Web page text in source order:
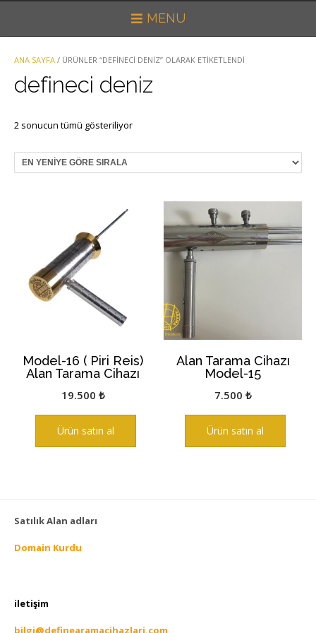
MENU
ANA SAYFA / ÜRÜNLER “DEFINECI DENIZ” OLARAK ETIKETLENDI
defineci deniz
2 sonucun tümü gösteriliyorEn
göre
sıralandı
Model-16 ( Piri Reis)
Alan Tarama Cihazı
19.500 ₺
Ürün satın al
Alan Tarama Cihazı
Model-15
7.500 ₺
Ürün satın al
Satılık Alan adları
Domain Kurdu
iletişim
bilgi@definearamacihazlari.com